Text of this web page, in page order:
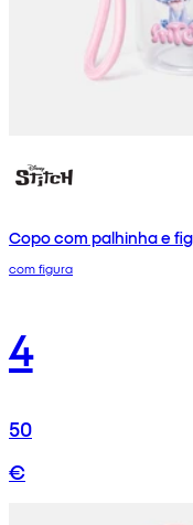
Copo com palhinha e
com figura
4
50
€